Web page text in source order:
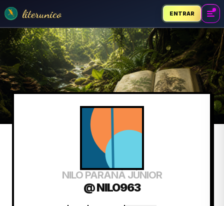
literunico ENTRAR
NILO PARANÁ JÚNIOR
@ NILO963